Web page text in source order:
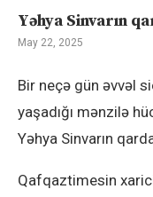
Yəhya Sinvarın
May 22, 2025
Bir neçə gün əvvəl
yaşadığı mənzilə
Yəhya Sinvarın
Qafqaztimesin